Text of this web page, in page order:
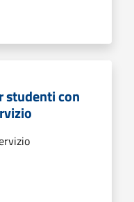
studenti con